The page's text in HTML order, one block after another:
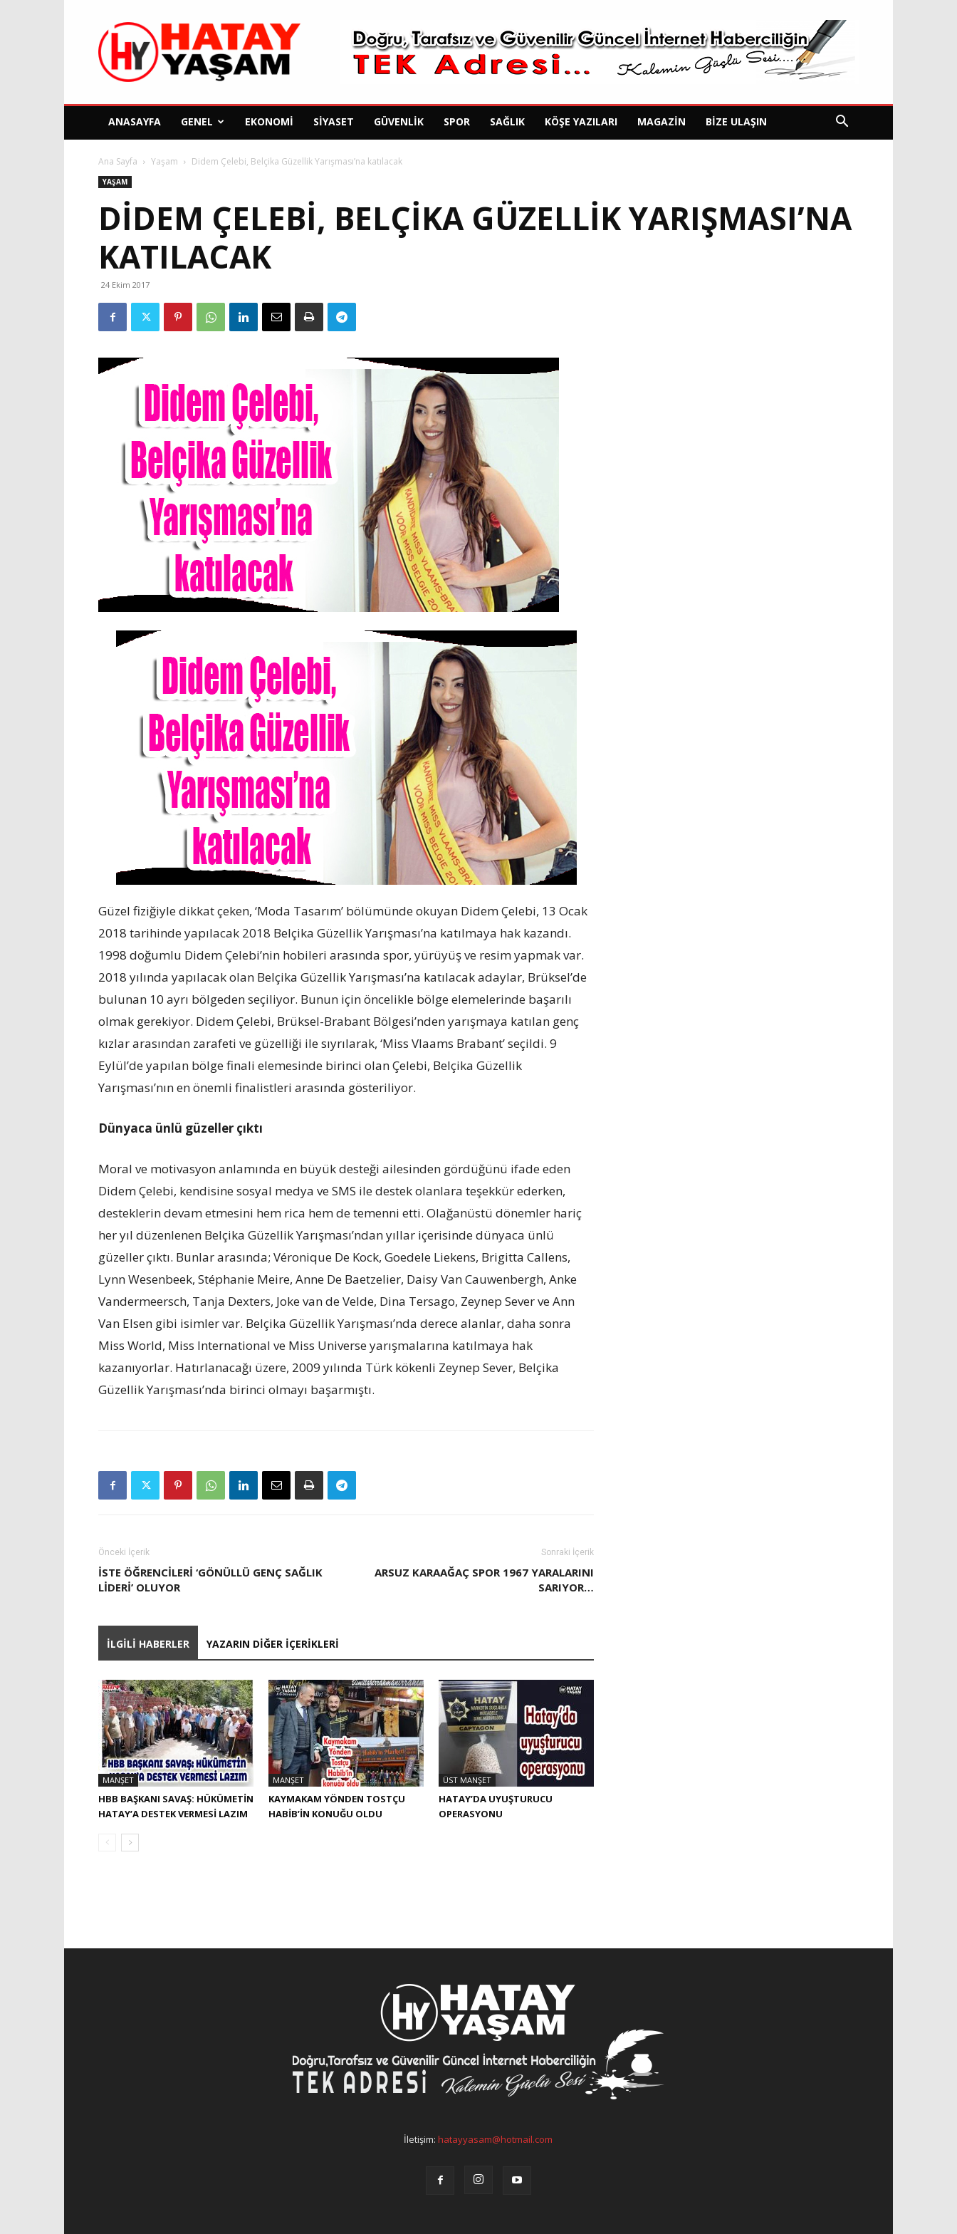
Hatay
Yaşam
Gazetesi
ANASAYFA GENEL EKONOMI SIYASET GÜVENLIK SPOR SAĞLIK KÖŞE YAZILARI MAGAZIN BIZE ULAŞIN
Ana Sayfa Yaşam Didem Çelebi, Belçika Güzellik Yarışması’na katılacak
YAŞAM
DIDEM ÇELEBI, BELÇIKA GÜZELLIK YARIŞMASI’NA
KATILACAK
24 Ekim 2017
Güzel fiziğiyle dikkat çeken, ‘Moda Tasarım’ bölümünde okuyan Didem Çelebi, 13 Ocak
2018 tarihinde yapılacak 2018 Belçika Güzellik Yarışması’na katılmaya hak kazandı.
1998 doğumlu Didem Çelebi’nin hobileri arasında spor, yürüyüş ve resim yapmak var.
2018 yılında yapılacak olan Belçika Güzellik Yarışması’na katılacak adaylar, Brüksel’de
bulunan 10 ayrı bölgeden seçiliyor. Bunun için öncelikle bölge elemelerinde başarılı
olmak gerekiyor. Didem Çelebi, Brüksel-Brabant Bölgesi’nden yarışmaya katılan genç
kızlar arasından zarafeti ve güzelliği ile sıyrılarak, ‘Miss Vlaams Brabant’ seçildi. 9
Eylül’de yapılan bölge finali elemesinde birinci olan Çelebi, Belçika Güzellik
Yarışması’nın en önemli finalistleri arasında gösteriliyor.
Dünyaca ünlü güzeller çıktı
Moral ve motivasyon anlamında en büyük desteği ailesinden gördüğünü ifade eden
Didem Çelebi, kendisine sosyal medya ve SMS ile destek olanlara teşekkür ederken,
desteklerin devam etmesini hem rica hem de temenni etti. Olağanüstü dönemler hariç
her yıl düzenlenen Belçika Güzellik Yarışması’ndan yıllar içerisinde dünyaca ünlü
güzeller çıktı. Bunlar arasında; Véronique De Kock, Goedele Liekens, Brigitta Callens,
Lynn Wesenbeek, Stéphanie Meire, Anne De Baetzelier, Daisy Van Cauwenbergh, Anke
Vandermeersch, Tanja Dexters, Joke van de Velde, Dina Tersago, Zeynep Sever ve Ann
Van Elsen gibi isimler var. Belçika Güzellik Yarışması’nda derece alanlar, daha sonra
Miss World, Miss International ve Miss Universe yarışmalarına katılmaya hak
kazanıyorlar. Hatırlanacağı üzere, 2009 yılında Türk kökenli Zeynep Sever, Belçika
Güzellik Yarışması’nda birinci olmayı başarmıştı.
Önceki İçerik
İSTE ÖĞRENCILERI ‘GÖNÜLLÜ GENÇ SAĞLIK
LIDERI’ OLUYOR
Sonraki İçerik
ARSUZ KARAAĞAÇ SPOR 1967 YARALARINI
SARIYOR…
İLGILI HABERLER YAZARIN DIĞER İÇERIKLERI
MANŞET
HBB BAŞKANI SAVAŞ: HÜKÜMETİN
HATAY’A DESTEK VERMESİ LAZIM
MANŞET
KAYMAKAM YÖNDEN TOSTÇU
HABIB’IN KONUĞU OLDU
ÜST MANŞET
HATAY’DA UYUŞTURUCU
OPERASYONU
İletişim:hatayyasam@hotmail.com